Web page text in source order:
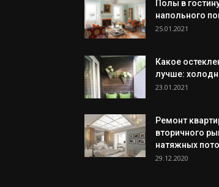
Полы в
напольного
25.01.2021
Какое
лучше:
23.01.2021
Ремонт
вторичного
натяжных
29.12.2020